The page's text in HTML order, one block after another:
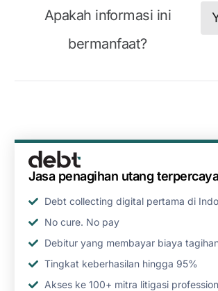
Apakah informasi ini
bermanfaat?
Jasa penagihan utang
Debt collecting digital pertama di
No cure. No pay
Debitur yang membayar biaya
Tingkat keberhasilan hingga 95%
Akses ke 100+ mitra litigasi